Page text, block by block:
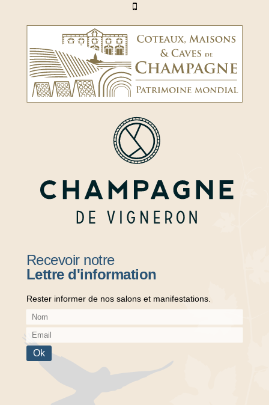
Recevoir notre
Lettre d'information
Rester informer de nos salons et manifestations.